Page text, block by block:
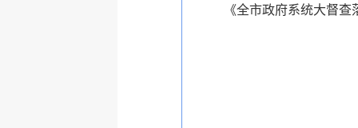
《全市政府系统大督